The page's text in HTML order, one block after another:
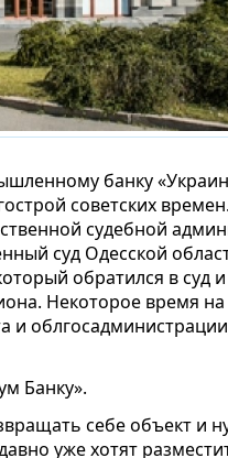
банку
советских
судебной
суд Одесской
обратился в суд
Некоторое время
и
Банку».
себе объект и
уже хотят